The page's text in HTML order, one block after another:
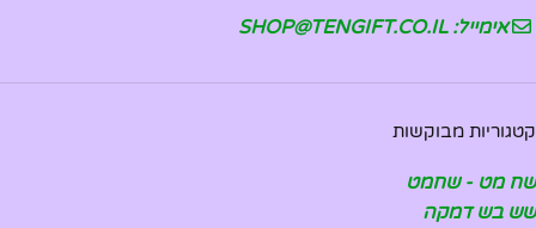
אימייל: SHOP@TENGIFT.CO.IL
קטגוריות מבוקשות
שח מט - שחמט
שש בש דמקה